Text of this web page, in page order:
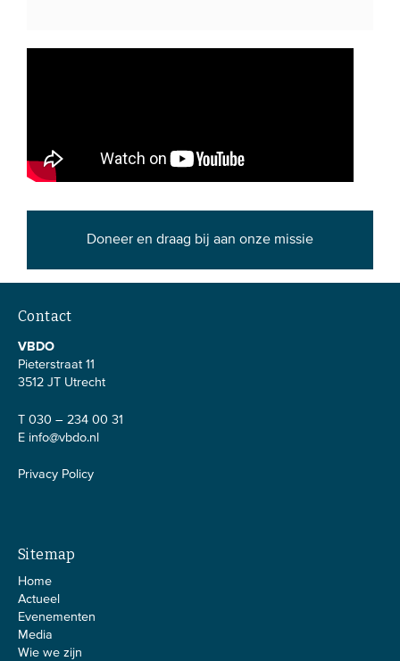
Doneer en draag bij aan onze missie
Contact
VBDO
Pieterstraat 11
3512 JT Utrecht
T 030 – 234 00 31
E info@vbdo.nl
Privacy Policy
Sitemap
Home
Actueel
Evenementen
Media
Wie we zijn